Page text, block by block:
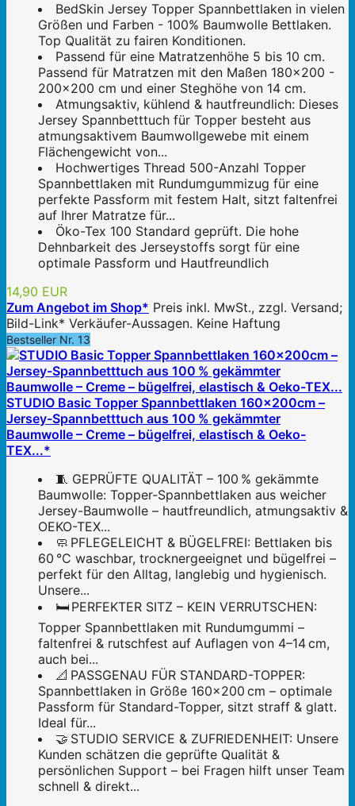
BedSkin Jersey Topper Spannbettlaken in vielen
Größen und Farben - 100% Baumwolle Bettlaken.
Top Qualität zu fairen Konditionen.
Passend für eine Matratzenhöhe 5 bis 10 cm.
Passend für Matratzen mit den Maßen 180x200 -
200x200 cm und einer Steghöhe von 14 cm.
Atmungsaktiv, kühlend & hautfreundlich: Dieses
Jersey Spannbetttuch für Topper besteht aus
atmungsaktivem Baumwollgewebe mit einem
Flächengewicht von...
Hochwertiges Thread 500-Anzahl Topper
Spannbettlaken mit Rundumgummizug für eine
perfekte Passform mit festem Halt, sitzt faltenfrei
auf Ihrer Matratze für...
Öko-Tex 100 Standard geprüft. Die hohe
Dehnbarkeit des Jerseystoffs sorgt für eine
optimale Passform und Hautfreundlich
14,90 EUR
Zum Angebot im Shop* Preis inkl. MwSt., zzgl. Versand;
Bild-Link* Verkäufer-Aussagen. Keine Haftung
Bestseller Nr. 13
STUDIO Basic Topper Spannbettlaken 160x200cm –
Jersey-Spannbetttuch aus 100 % gekämmter
Baumwolle – Creme – bügelfrei, elastisch & Oeko-
TEX...*
🧵 GEPRÜFTE QUALITÄT – 100 % gekämmte
Baumwolle: Topper-Spannbettlaken aus weicher
Jersey-Baumwolle – hautfreundlich, atmungsaktiv &
OEKO-TEX...
🧼 PFLEGELEICHT & BÜGELFREI: Bettlaken bis
60 °C waschbar, trocknergeeignet und bügelfrei –
perfekt für den Alltag, langlebig und hygienisch.
Unsere...
🛏️ PERFEKTER SITZ – KEIN VERRUTSCHEN:
Topper Spannbettlaken mit Rundumgummi –
faltenfrei & rutschfest auf Auflagen von 4–14 cm,
auch bei...
📐 PASSGENAU FÜR STANDARD-TOPPER:
Spannbettlaken in Größe 160x200 cm – optimale
Passform für Standard-Topper, sitzt straff & glatt.
Ideal für...
🤝 STUDIO SERVICE & ZUFRIEDENHEIT: Unsere
Kunden schätzen die geprüfte Qualität &
persönlichen Support – bei Fragen hilft unser Team
schnell & direkt...